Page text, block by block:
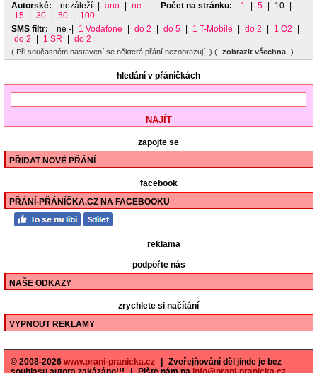
Autorské:
nezáleží -| ano ne Počet na stránku: 1 5
|- 10 -|
15
30 50
100
SMS filtr:
ne -| 1 Vodafone do 2 do 5 1 T-Mobile do 2 1 O2
do 2
1 SR do 2
( Při současném nastavení se některá přání nezobrazují. ) ( zobrazit všechna )
hledání v přáníčkách
zapojte se
PŘIDAT NOVÉ PŘÁNÍ
facebook
PŘÁNÍ-PŘÁNÍČKA.CZ NA FACEBOOKU
reklama
podpořte nás
NAŠE ODKAZY
zrychlete si načítání
VYPNOUT REKLAMY
© 2008-2026 www.prani-pranicka.cz
Zveřejňování děl jinde je bez